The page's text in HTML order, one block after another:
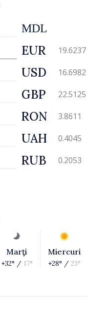
MDL
EUR 19.6237
USD 16.6982
GBP 22.5125
RON 3.8611
UAH 0.4045
RUB 0.2053
Marţi
+32° / 17°
Miercuri
+28° / 23°